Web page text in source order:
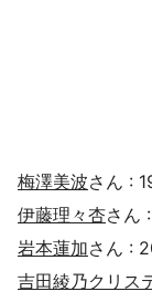
梅澤美波さん :
伊藤理々杏さん
岩本蓮加さん :
吉田綾乃クリス